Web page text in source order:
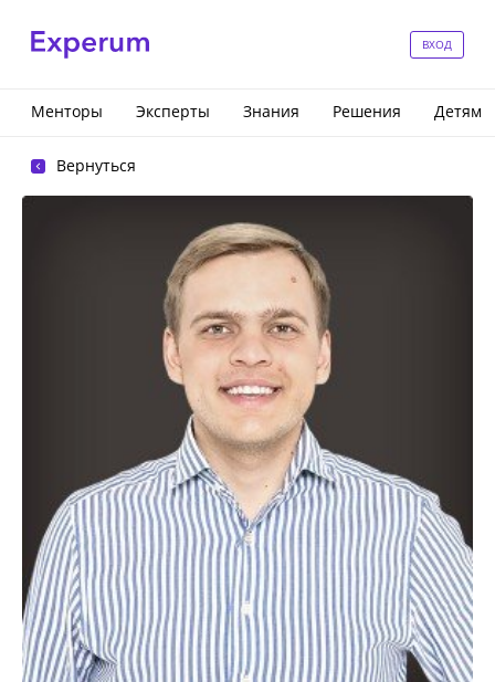
ВХОД
Менторы Эксперты Знания Решения Детям
Вернуться